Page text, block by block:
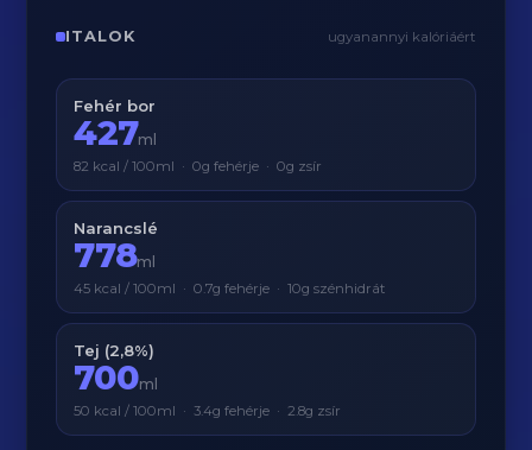
ITALOK ugyanannyi kalóriáért
Fehér bor
427ml
82 kcal / 100ml · 0g fehérje · 0g zsír
Narancslé
778ml
45 kcal / 100ml · 0.7g fehérje · 10g szénhidrát
Tej (2,8%)
700ml
50 kcal / 100ml · 3.4g fehérje · 2.8g zsír